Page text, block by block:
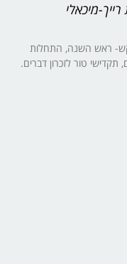
מיכאלי
ראש השנה, התחלות
טור לזכרון דברים.